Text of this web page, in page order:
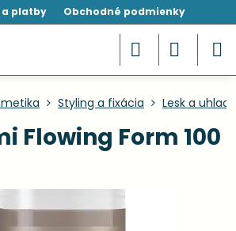
a platby Obchodné podmienky
Styling a fixácia Lesk a
Flowing Form 100